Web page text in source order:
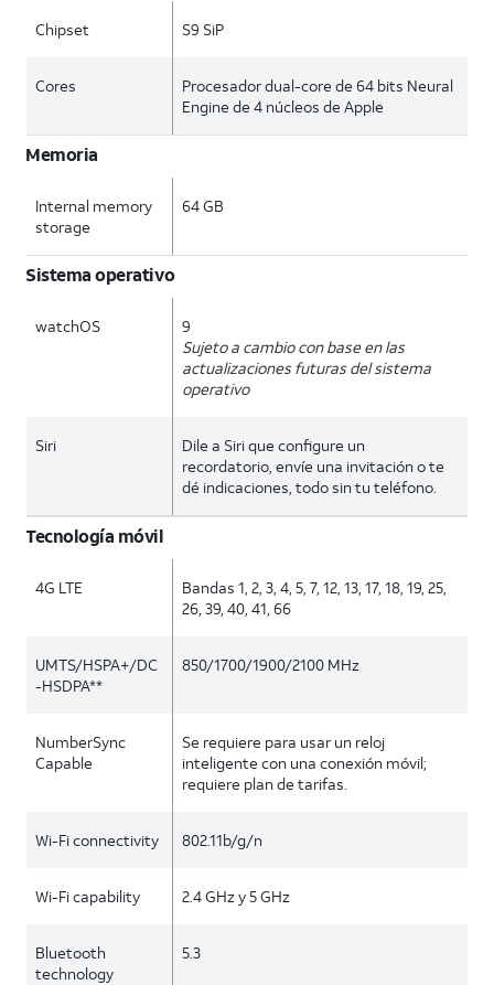
Chipset S9 SiP
Cores
Procesador dual-core de 64 bits Neural
Engine de 4 núcleos de Apple
Memoria
Internal memory
storage
64 GB
Sistema operativo
watchOS
9
Sujeto a cambio con base en las
actualizaciones futuras del sistema
operativo
Siri
Dile a Siri que configure un
recordatorio, envíe una invitación o te
dé indicaciones, todo sin tu teléfono.
Tecnología móvil
4G LTE
Bandas 1, 2, 3, 4, 5, 7, 12, 13, 17, 18, 19, 25,
26, 39, 40, 41, 66
UMTS/HSPA+/DC
-HSDPA**
850/1700/1900/2100 MHz
NumberSync
Capable
Se requiere para usar un reloj
inteligente con una conexión móvil;
requiere plan de tarifas.
Wi-Fi connectivity 802.11b/g/n
Wi-Fi capability 2.4 GHz y 5 GHz
Bluetooth
technology
5.3